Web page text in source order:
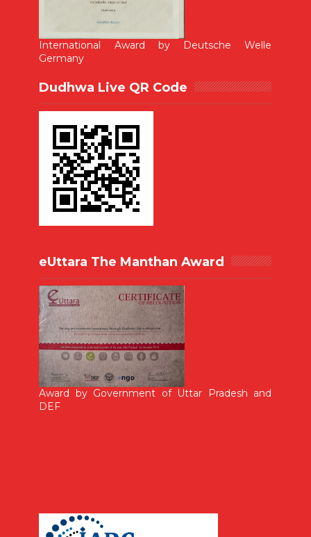
International Award by Deutsche Welle
Germany
Dudhwa Live QR Code
eUttara The Manthan Award
Award by Government of Uttar Pradesh and
DEF